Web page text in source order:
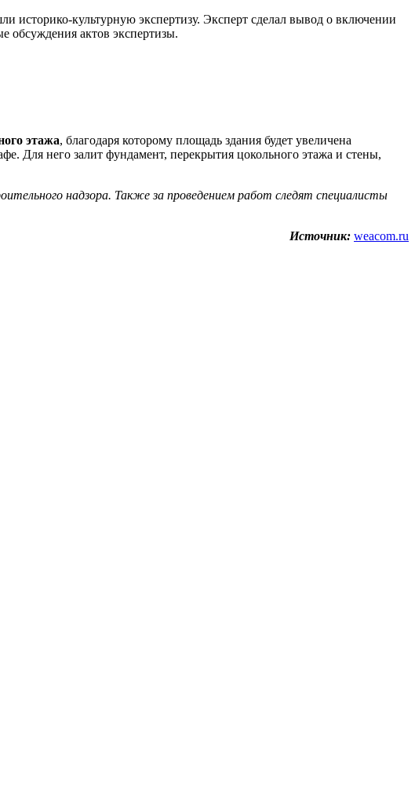
историко-культурную экспертизу. Эксперт сделал вывод о включении
обсуждения актов экспертизы.
этажа, благодаря которому площадь здания будет увеличена
Для него залит фундамент, перекрытия цокольного этажа и стены,
надзора. Также за проведением работ следят специалисты
Источник: weacom.ru